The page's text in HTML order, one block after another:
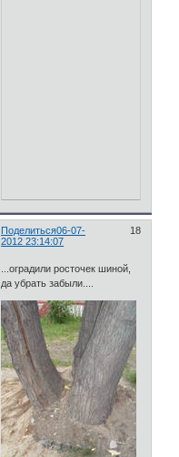
Поделиться 18
06-07-
2012 23:14:07
...оградили росточек шиной,
да убрать забыли....